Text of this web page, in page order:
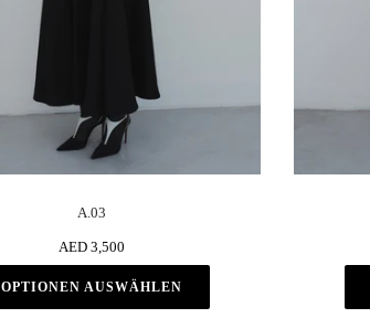
A.03
AED 3,500
OPTIONEN AUSWÄHLEN